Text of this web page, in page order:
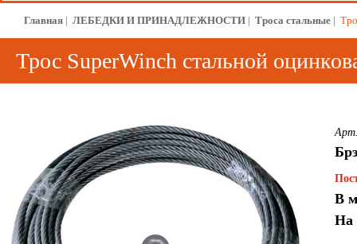
Главная | ЛЕБЕДКИ И ПРИНАДЛЕЖНОСТИ | Троса стальные |
Трос SuperWinch стальной
В
На